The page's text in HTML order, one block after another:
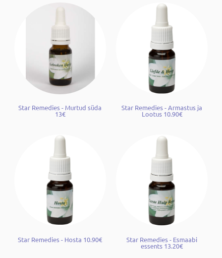
Star Remedies - Murtud süda
13€
Star Remedies - Armastus ja
Lootus 10.90€
Star Remedies - Hosta 10.90€ Star Remedies - Esmaabi
essents 13.20€